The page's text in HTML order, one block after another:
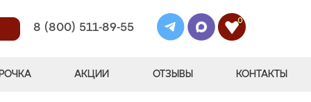
8 (800) 511-89-55
0
АКЦИИ ОТЗЫВЫ КОНТАКТЫ